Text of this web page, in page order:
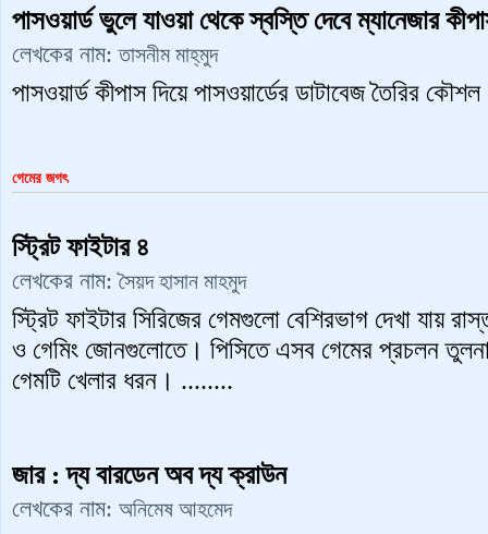
পাসওয়ার্ড ভুলে যাওয়া থেকে স্বস্তি দেবে ম্যানেজার
লেখকের নাম:তাসনীম মাহ্‌মুদ
পাসওয়ার্ড কীপাস দিয়ে পাসওয়ার্ডের ডাটাবেজ তৈরির
গেমের জগৎ
স্ট্রিট ফাইটার ৪
লেখকের নাম:সৈয়দ হাসান মাহমুদ
স্ট্রিট ফাইটার সিরিজের গেমগুলো বেশিরভাগ দেখা যায়
ও গেমিং জোনগুলোতে। পিসিতে এসব গেমের প্রচলন
গেমটি খেলার ধরন। ........
জার : দ্য বারডেন অব দ্য ক্রাউন
লেখকের নাম: অনিমেষ ‍আহমেদ